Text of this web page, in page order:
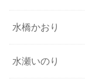
水橋かおり
水瀬いのり